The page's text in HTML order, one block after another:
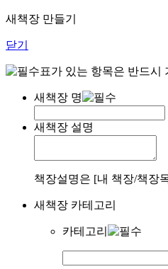
새책장 만들기
닫기
표가 있는 항목은 반드시
새책장 명
새책장 설명
책장설명은 [내 책장/책장
새책장 카테고리
카테고리